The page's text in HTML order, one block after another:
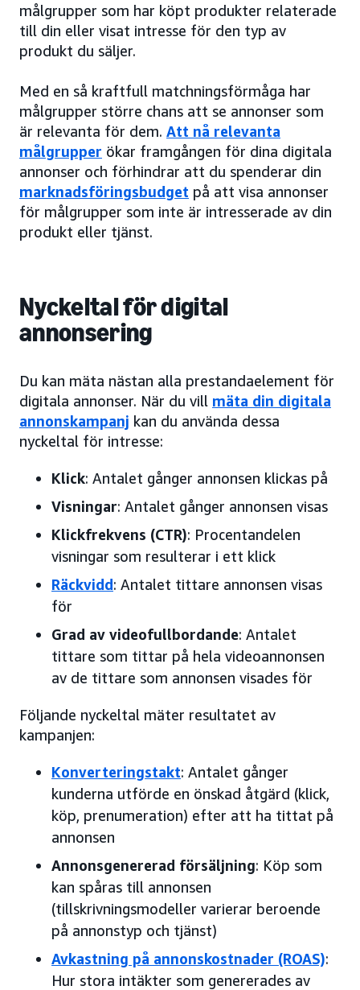
målgrupper som har köpt produkter relaterade
till din eller visat intresse för den typ av
produkt du säljer.
Med en så kraftfull matchningsförmåga har
målgrupper större chans att se annonser som
är relevanta för dem. Att nå relevanta
målgrupper ökar framgången för dina digitala
annonser och förhindrar att du spenderar din
marknadsföringsbudget på att visa annonser
för målgrupper som inte är intresserade av din
produkt eller tjänst.
Nyckeltal för digital
annonsering
Du kan mäta nästan alla prestandaelement för
digitala annonser. När du vill mäta din digitala
annonskampanj kan du använda dessa
nyckeltal för intresse:
Klick: Antalet gånger annonsen klickas på
Visningar: Antalet gånger annonsen visas
Klickfrekvens (CTR): Procentandelen
visningar som resulterar i ett klick
Räckvidd: Antalet tittare annonsen visas
för
Grad av videofullbordande: Antalet
tittare som tittar på hela videoannonsen
av de tittare som annonsen visades för
Följande nyckeltal mäter resultatet av
kampanjen:
Konverteringstakt: Antalet gånger
kunderna utförde en önskad åtgärd (klick,
köp, prenumeration) efter att ha tittat på
annonsen
Annonsgenererad försäljning: Köp som
kan spåras till annonsen
(tillskrivningsmodeller varierar beroende
på annonstyp och tjänst)
Avkastning på annonskostnader (ROAS):
Hur stora intäkter som genererades av